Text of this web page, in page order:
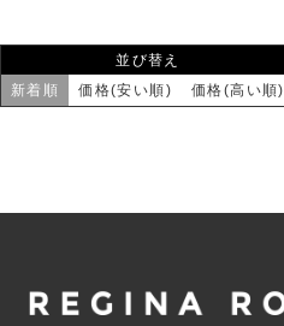
並び替え
新着順
価格(安い順) 価格(高い順)